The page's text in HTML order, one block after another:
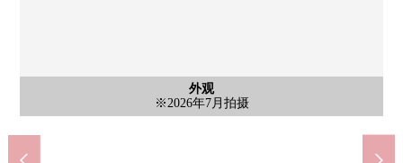
外观
※2026年7月拍摄
含有前面道路的外观
前面道路※2026年7月拍摄
含有前面道路的外观
前面道路※2026年7月拍摄
TAIRAYA吉野町商店(约530m)
在角上鱼类大宫商店(约640m)
7-Eleven埼玉吉野町2丁目商店(约400m)
大宫吉野町邮局(约650m)
埼玉市立宫原小学(约920m)
埼玉市立宫原中学(约800m)